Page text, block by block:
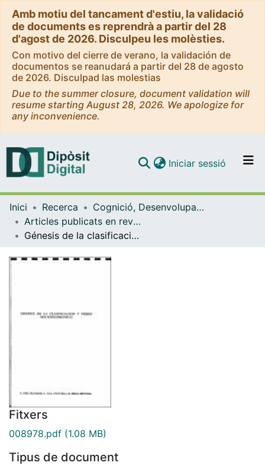
Amb motiu del tancament d'estiu, la validació
de documents es reprendrà a partir del 28
d'agost de 2026. Disculpeu les molèsties.
Con motivo del cierre de verano, la validación de
documentos se reanudará a partir del 28 de agosto
de 2026. Disculpad las molestias
Due to the summer closure, document validation will
resume starting August 28, 2026. We apologize for
any inconvenience.
Navega per tot el DD
Com publicar
Iniciar sessió (current)
Inici Recerca
Cognició, Desenvolupament i Psicologia de l'Educació
Articles publicats en revistes (Cognició, Desenvolupament i Psicologia de l'Educació)
Génesis de la clasificación y medio socioeconómico
Fitxers
008978.pdf (1.08 MB)
Tipus de document